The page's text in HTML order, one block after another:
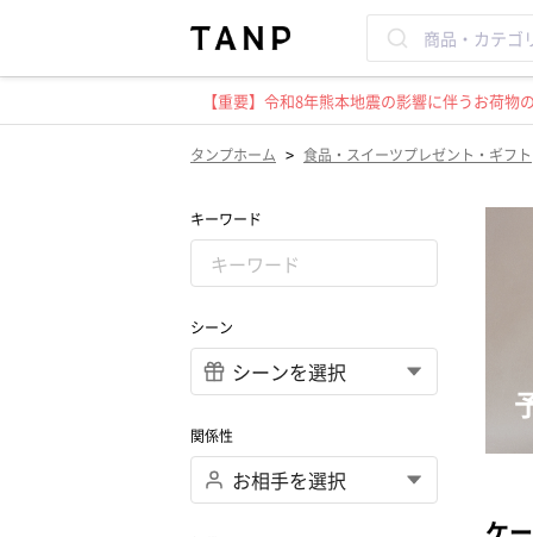
【重要】令和8年熊本地震の影響に伴うお荷
タンプホーム > 食品・スイーツプレゼント・ギフト
キーワード
シーン
関係性